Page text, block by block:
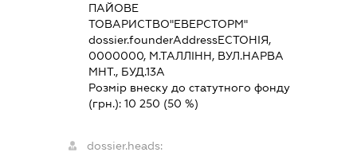
ПАЙОВЕ
ТОВАРИСТВО"ЕВЕРСТОРМ"
dossier.founderAddressЕСТОНІЯ,
0000000, М.ТАЛЛІНН, ВУЛ.НАРВА
МНТ., БУД.13А
Розмір внеску до статутного фонду
(грн.): 10 250 (50 %)
dossier.heads: